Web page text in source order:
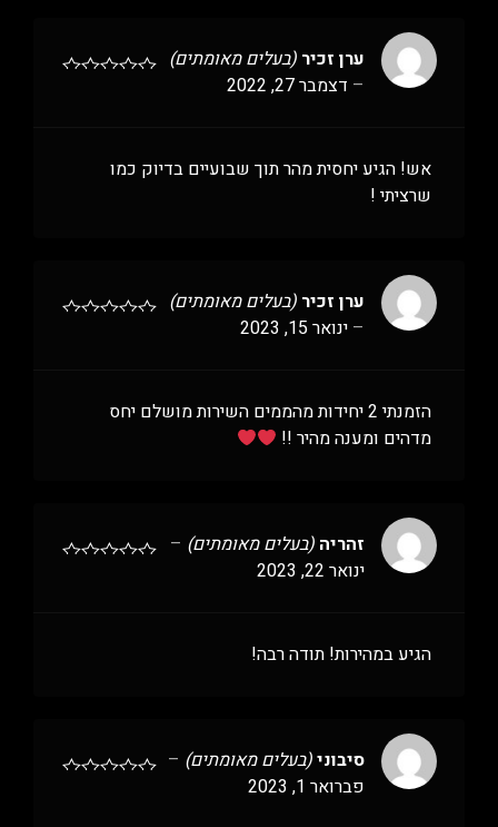
ערן זכיר (בעלים מאומתים)
– דצמבר 27, 2022
אש! הגיע יחסית מהר תוך שבועיים בדיוק כמו
שרציתי !
ערן זכיר (בעלים מאומתים)
– ינואר 15, 2023
הזמנתי 2 יחידות מהממים השירות מושלם יחס
מדהים ומענה מהיר !!
זהריה (בעלים מאומתים) –
ינואר 22, 2023
הגיע במהירות! תודה רבה!
סיבוני(בעלים מאומתים) –
פברואר 1, 2023